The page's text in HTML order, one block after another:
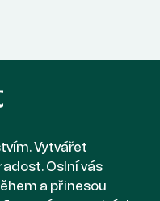
Vytvářet
Oslní vás
a přinesou